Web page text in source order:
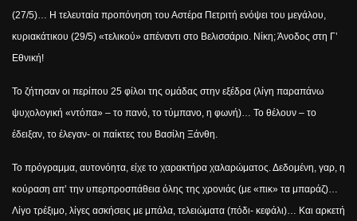
(27/5)… Η τελευταία προπόνηση του Αστέρα Πετριτή ενόψει του μεγάλου,
κυριακάτικου (29/5) «τελικού» απέναντι στο Βελισσάριο. Νίκη; Άνοδος στη Γ’
Εθνική!
Το ζήτησαν οι περίπου 25 φίλοι της ομάδας στην εξέδρα (λίγη παραπάνω
ψυχολογική «ντόπα» – το πανό, το τύμπανο, η φωνή)… Το θέλουν – το
έδειξαν, το έλεγαν- οι παίκτες του Βασίλη Ξάνθη.
Το πρόγραμμα, αυτονόητα, είχε το χαρακτήρα χαλαρώματος. Δεδομένη, γαρ, η
κούραση απ’ την υπερπροσπάθεια όλης της χρονιάς (με «πικ» τα μπαράζ)…
Λίγο τρέξιμο, λίγες ασκήσεις με μπάλα, τελειώματα (πόδι- κεφάλι)… Και αρκετή